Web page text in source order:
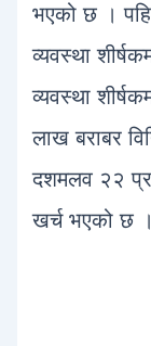
भएको छ ।
व्यवस्था
व्यवस्था
लाख बराबर
दशमलव २२
खर्च भएको छ ।